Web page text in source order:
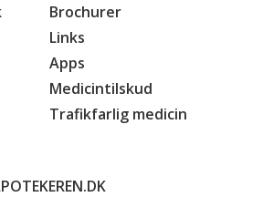
Brochurer
Links
Apps
Medicintilskud
Trafikfarlig medicin